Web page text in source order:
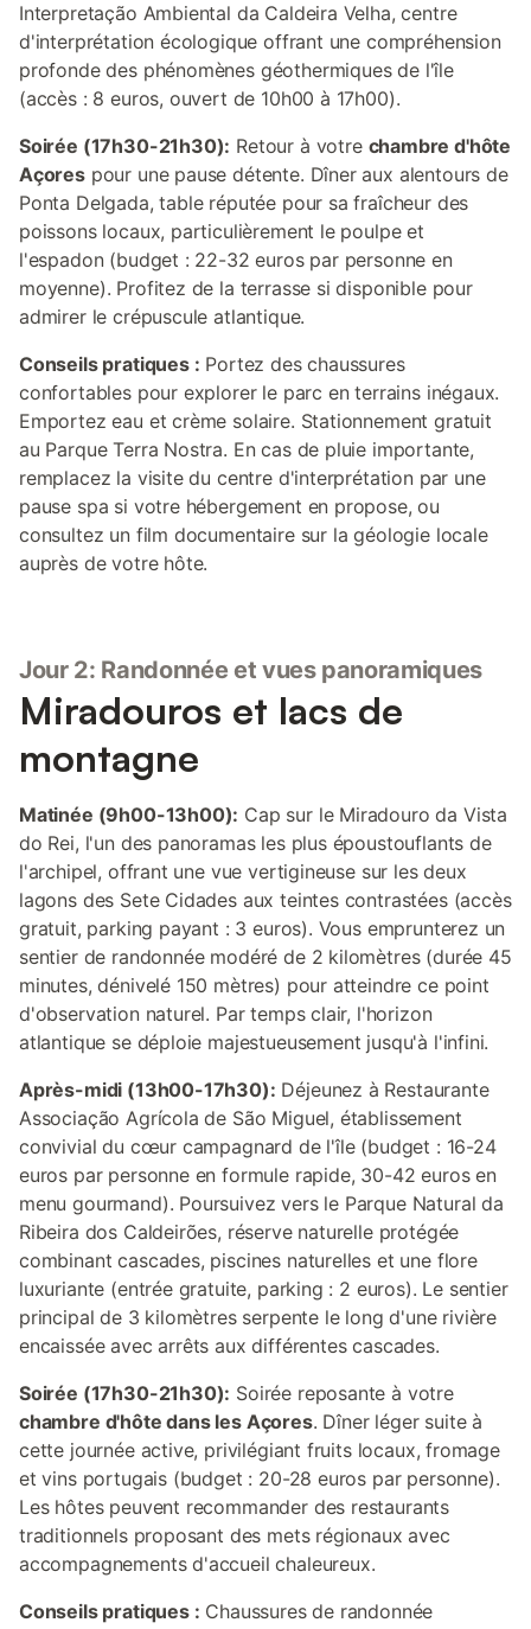
Interpretação Ambiental da Caldeira Velha, centre
d'interprétation écologique offrant une compréhension
profonde des phénomènes géothermiques de l'île
(accès : 8 euros, ouvert de 10h00 à 17h00).
Soirée (17h30-21h30): Retour à votre chambre d'hôte
Açorespour une pause détente. Dîner aux alentours de
Ponta Delgada, table réputée pour sa fraîcheur des
poissons locaux, particulièrement le poulpe et
l'espadon (budget : 22-32 euros par personne en
moyenne). Profitez de la terrasse si disponible pour
admirer le crépuscule atlantique.
Conseils pratiques : Portez des chaussures
confortables pour explorer le parc en terrains inégaux.
Emportez eau et crème solaire. Stationnement gratuit
au Parque Terra Nostra. En cas de pluie importante,
remplacez la visite du centre d'interprétation par une
pause spa si votre hébergement en propose, ou
consultez un film documentaire sur la géologie locale
auprès de votre hôte.
Jour 2: Randonnée et vues panoramiques
Miradouros et lacs de
montagne
Matinée (9h00-13h00): Cap sur le Miradouro da Vista
do Rei, l'un des panoramas les plus époustouflants de
l'archipel, offrant une vue vertigineuse sur les deux
lagons des Sete Cidades aux teintes contrastées (accès
gratuit, parking payant : 3 euros). Vous emprunterez un
sentier de randonnée modéré de 2 kilomètres (durée 45
minutes, dénivelé 150 mètres) pour atteindre ce point
d'observation naturel. Par temps clair, l'horizon
atlantique se déploie majestueusement jusqu'à l'infini.
Après-midi (13h00-17h30): Déjeunez à Restaurante
Associação Agrícola de São Miguel, établissement
convivial du cœur campagnard de l'île (budget : 16-24
euros par personne en formule rapide, 30-42 euros en
menu gourmand). Poursuivez vers le Parque Natural da
Ribeira dos Caldeirões, réserve naturelle protégée
combinant cascades, piscines naturelles et une flore
luxuriante (entrée gratuite, parking : 2 euros). Le sentier
principal de 3 kilomètres serpente le long d'une rivière
encaissée avec arrêts aux différentes cascades.
Soirée (17h30-21h30): Soirée reposante à votre
chambre d'hôte dans les Açores. Dîner léger suite à
cette journée active, privilégiant fruits locaux, fromage
et vins portugais (budget : 20-28 euros par personne).
Les hôtes peuvent recommander des restaurants
traditionnels proposant des mets régionaux avec
accompagnements d'accueil chaleureux.
Conseils pratiques : Chaussures de randonnée